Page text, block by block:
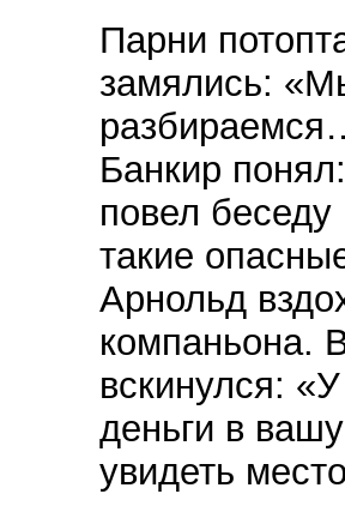
Парни
замялись:
Банкир
повел беседу
такие
Арнольд
компаньона.
вскинулся:
деньги в
увидеть